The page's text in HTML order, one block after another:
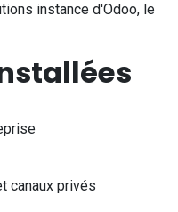
instance d'Odoo, le
canaux privés